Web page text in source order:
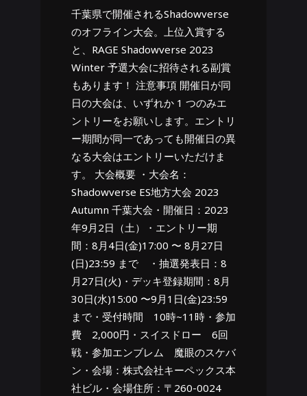
千葉県で開催されるShadowverse
のオフライン大会。上位入賞する
と、RAGE Shadowverse 2023
Winter 予選大会に招待される副賞
もあります！ 注意事項 開催日が同
日の大会は、いずれか 1 つのみエ
ントリーをお願いします。エントリ
ー期間が同一であっても開催日の異
なる大会はエントリーいただけま
す。 大会概要 ・大会名：
Shadowverse ES地方大会 2023
Autumn 千葉大会・開催日：2023
年9月2日（土）・エントリー期
間：8月4日(金)17:00 〜 8月27日
(日)23:59 まで ・抽選発表日：8
月27日(火)・デッキ登録期間：8月
30日(水)15:00 〜9月1日(金)23:59
まで・受付時間 10時~11時・参加
費 2,000円・スイスドロー 6回
戦・参加エンブレム 魔眼のスケバ
ン・会場：株式会社キーペックス本
社ビル・会場住所：〒260-0024